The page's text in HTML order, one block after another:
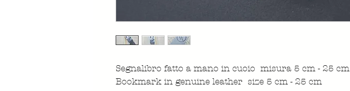
Segnalibro fatto a mano in cuoio misura 5 cm - 25 cm
Bookmark in genuine leather size 5 cm - 25 cm